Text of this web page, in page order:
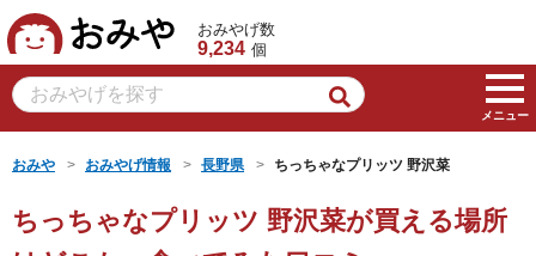
おみや
おみやげ数
9,234 個
メニュー
おみや おみやげ情報 長野県 ちっちゃなプリッツ 野沢菜
ちっちゃなプリッツ 野沢菜が買える場所